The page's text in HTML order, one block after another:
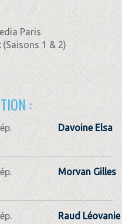
Paris
(Saisons 1 & 2)
:
Davoine Elsa
Morvan Gilles
Raud Léovanie